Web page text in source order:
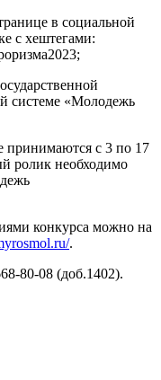
в социальной
с хештегами:
системе «Молодежь
принимаются с 3 по 17
ролик необходимо
конкурса можно на
.
80-08 (доб.1402).